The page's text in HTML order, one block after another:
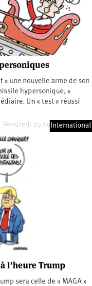
» une nouvelle arme de son
hypersonique, «
Un « test » réussi
Vendredi 29 novembre 2024
International
l’heure Trump
sera celle de « MAGA »